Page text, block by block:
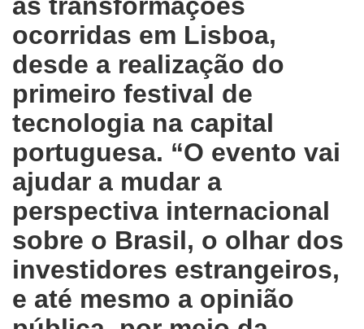
as transformações
ocorridas em Lisboa,
desde a realização do
primeiro festival de
tecnologia na capital
portuguesa. “O evento vai
ajudar a mudar a
perspectiva internacional
sobre o Brasil, o olhar dos
investidores estrangeiros,
e até mesmo a opinião